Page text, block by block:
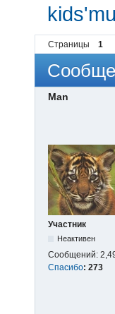
Страницы 1
Man
Участник
Неактивен
Сообщений:
Спасибо: 273